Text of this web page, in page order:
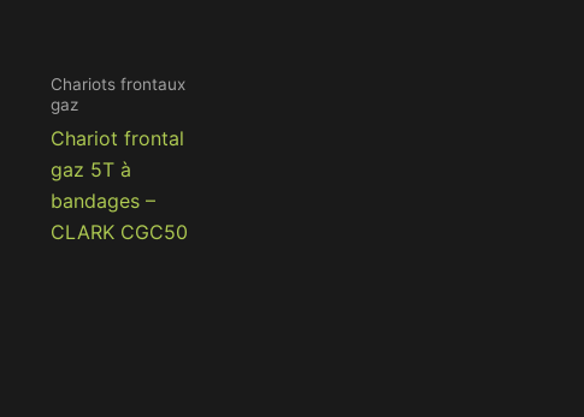
Chariots frontaux
gaz
Chariot frontal
gaz 5T à
bandages –
CLARK CGC50